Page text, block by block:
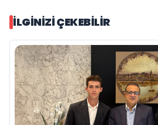
İLGINIZI ÇEKEBILIR